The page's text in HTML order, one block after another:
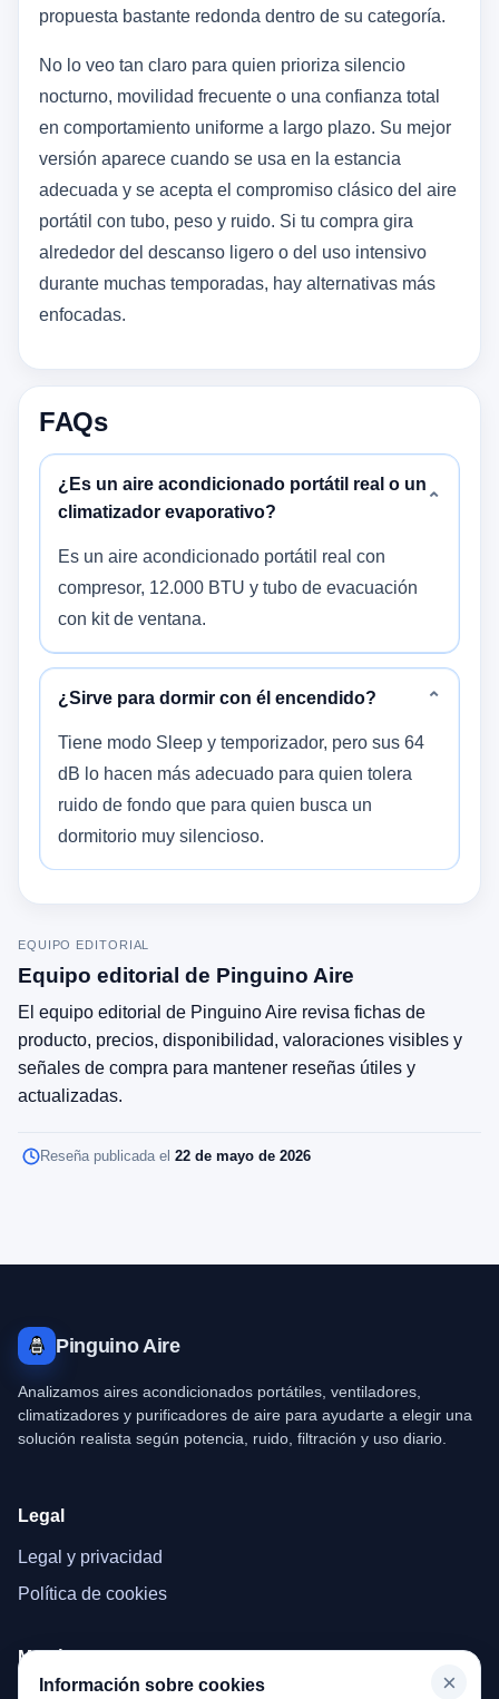
propuesta bastante redonda dentro de su categoría.
No lo veo tan claro para quien prioriza silencio
nocturno, movilidad frecuente o una confianza total
en comportamiento uniforme a largo plazo. Su mejor
versión aparece cuando se usa en la estancia
adecuada y se acepta el compromiso clásico del aire
portátil con tubo, peso y ruido. Si tu compra gira
alrededor del descanso ligero o del uso intensivo
durante muchas temporadas, hay alternativas más
enfocadas.
FAQs
¿Es un aire acondicionado portátil real o un
climatizador evaporativo?
⌄
Es un aire acondicionado portátil real con
compresor, 12.000 BTU y tubo de evacuación
con kit de ventana.
¿Sirve para dormir con él encendido? ⌄
Tiene modo Sleep y temporizador, pero sus 64
dB lo hacen más adecuado para quien tolera
ruido de fondo que para quien busca un
dormitorio muy silencioso.
EQUIPO EDITORIAL
Equipo editorial de Pinguino Aire
El equipo editorial de Pinguino Aire revisa fichas de
producto, precios, disponibilidad, valoraciones visibles y
señales de compra para mantener reseñas útiles y
actualizadas.
Reseña publicada el 22 de mayo de 2026
Pinguino Aire
Analizamos aires acondicionados portátiles, ventiladores,
climatizadores y purificadores de aire para ayudarte a elegir una
solución realista según potencia, ruido, filtración y uso diario.
Legal
Legal y privacidad
Política de cookies
Menú
×
Información sobre cookies